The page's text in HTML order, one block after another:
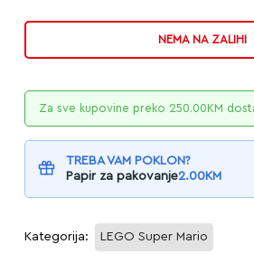
NEMA NA ZALIHI
Za sve kupovine preko 250.00KM
TREBA VAM POKLON?
Papir za pakovanje2.00KM
Kategorija: LEGO Super Mario